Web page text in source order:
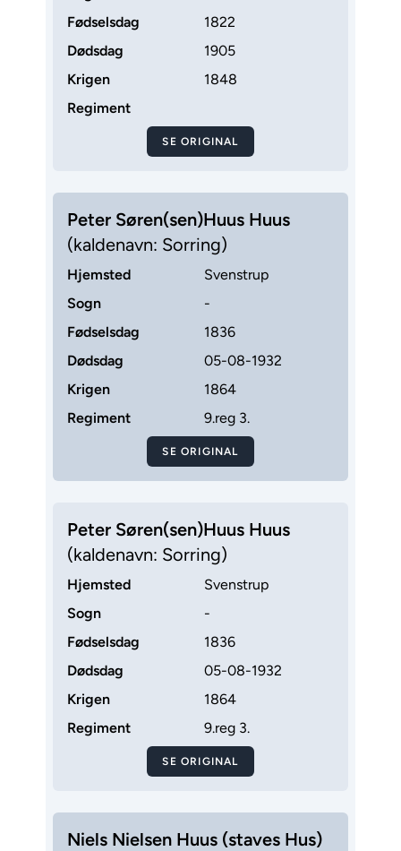
Fødselsdag
1822
Dødsdag
1905
Krigen
1848
Regiment
SE ORIGINAL
Peter Søren(sen)Huus Huus
(kaldenavn: Sorring)
Hjemsted
Svenstrup
Sogn
-
Fødselsdag
1836
Dødsdag
05-08-1932
Krigen
1864
Regiment
9.reg 3.
SE ORIGINAL
Peter Søren(sen)Huus Huus
(kaldenavn: Sorring)
Hjemsted
Svenstrup
Sogn
-
Fødselsdag
1836
Dødsdag
05-08-1932
Krigen
1864
Regiment
9.reg 3.
SE ORIGINAL
Niels Nielsen Huus (staves Hus)